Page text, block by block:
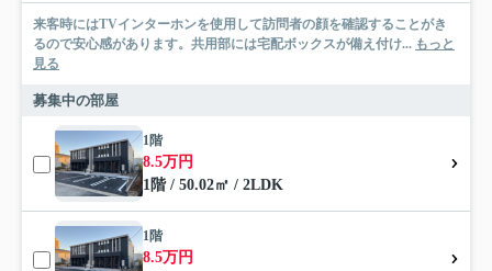
来客時にはTVインターホンを使用して訪問者の顔を確認することがき
るので安心感があります。共用部には宅配ボックスが備え付け... もっと
見る
募集中の部屋
1階
8.5万円
1階 / 50.02㎡ / 2LDK
1階
8.5万円